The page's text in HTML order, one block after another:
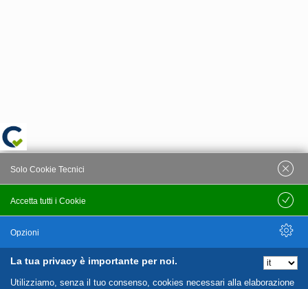
La tua privacy è importante per noi.
Utilizziamo, senza il tuo consenso, cookies necessari alla elaborazione
Accetta tutti i Cookie
Solo Cookie Tecnici
Salva
Opzioni
Nascondi Opzioni